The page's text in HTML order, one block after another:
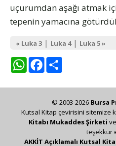
uçurumdan aşağı atmak
tepenin yamacına
« Luka 3 | Luka 4| Luka 5 »
WhatsAppFacebook
© 2003-2026 Bursa
Kutsal Kitap çevirisini sitemize
Kitabı Mukaddes Şirketi ve
teşekkür
AKKİT Açıklamalı Kutsal